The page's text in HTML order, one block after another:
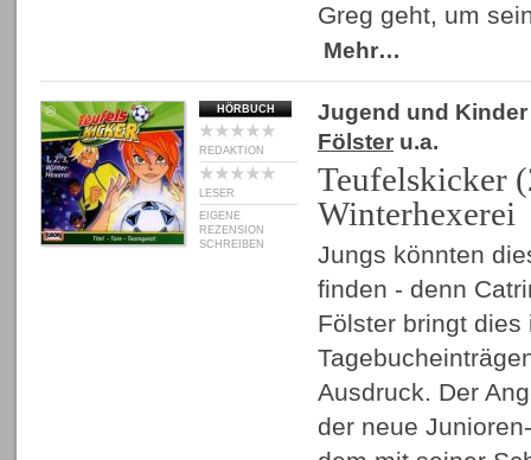
Greg geht, um
Mehr…
HÖRBUCH
REDAKTION
LESER
EIGENE
REZENSION
SCHREIBEN
Jugend und Kinder
Fölster u.a.
Teufelskicker
Winterhexerei
Jungs könnten
finden - denn
Fölster bringt dies
Ausdruck. Der
der neue